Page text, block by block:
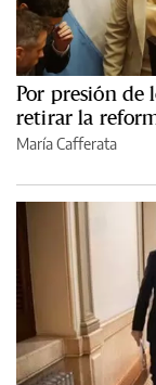
Por presión de
retirar la
María Cafferata